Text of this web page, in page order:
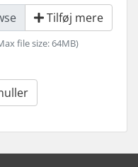
Tilføj mere
file size: 64MB)